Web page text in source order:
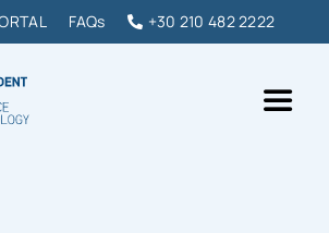
FAQs +30 210 482 2222